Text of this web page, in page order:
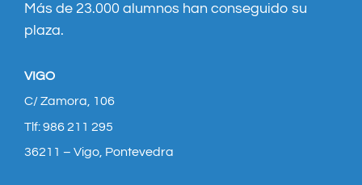
Más de 23.000 alumnos han conseguido su
plaza.
VIGO
C/ Zamora, 106
Tlf: 986 211 295
36211 – Vigo, Pontevedra